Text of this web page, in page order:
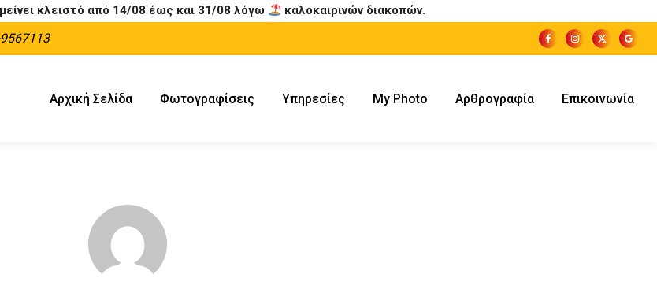
κλειστό από 14/08 έως και 31/08 λόγω καλοκαιρινών διακοπών.
Αρχική Σελίδα Φωτογραφίσεις Υπηρεσίες My Photo Αρθρογραφία Επικοινωνία